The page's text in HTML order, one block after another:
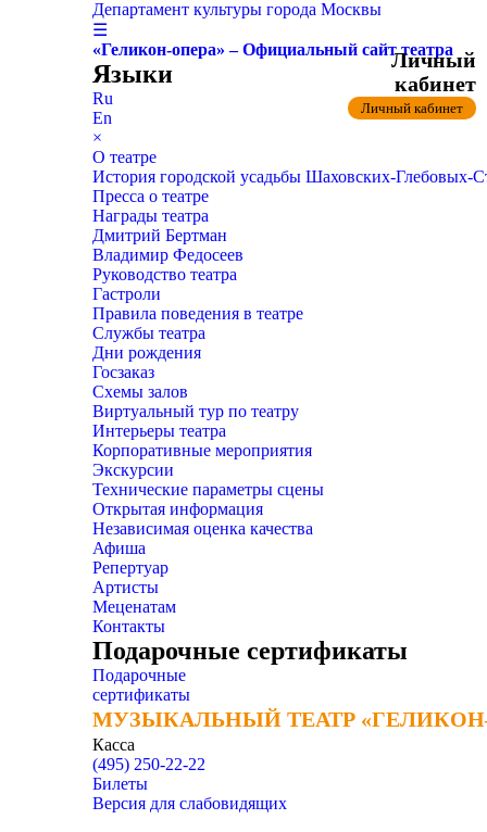
Департамент культуры города Москвы
☰
«Геликон-опера» – Официальный сайт театра
Языки
Ru
En
×
О театре
История городской усадьбы Шаховских-
Пресса о театре
Награды театра
Дмитрий Бертман
Владимир Федосеев
Руководство театра
Гастроли
Правила поведения в театре
Службы театра
Дни рождения
Госзаказ
Схемы залов
Виртуальный тур по театру
Интерьеры театра
Корпоративные мероприятия
Экскурсии
Технические параметры сцены
Открытая информация
Независимая оценка качества
Афиша
Репертуар
Артисты
Меценатам
Контакты
Подарочные сертификаты
Подарочные
сертификаты
МУЗЫКАЛЬНЫЙ ТЕАТР
МУЗЫКАЛЬНЫЙ ТЕАТР
Касса
(495) 250-22-22
Личный
кабинет
Личный кабинет
Билеты
Версия для слабовидящих